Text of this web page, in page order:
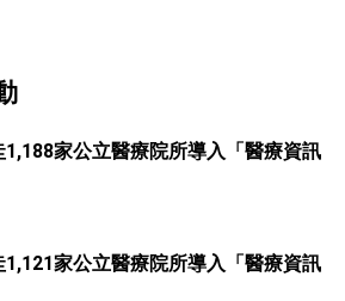
談判獲階段性成果 卓揆期勉爭取時間完
對等貿易協定」簽署
美關稅談判階段性結果有助臺灣取得有
位 全力支持「臺美對等貿易協定」簽署
」跨部會會議
家公立醫療院所導入「醫療資訊
家公立醫療院所導入「醫療資訊